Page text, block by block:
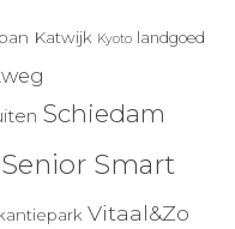
Katwijk Kyoto landgoed
Schiedam
Senior Smart
Vitaal&Zo